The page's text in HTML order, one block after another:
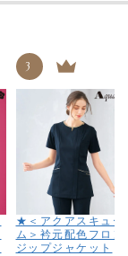
3
★＜アクアスキュー
ム＞衿元配色フロン
ジップジャケット